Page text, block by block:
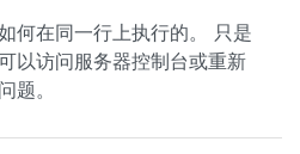
何在同一行上执行的。 只是
以访问服务器控制台或重新
题。